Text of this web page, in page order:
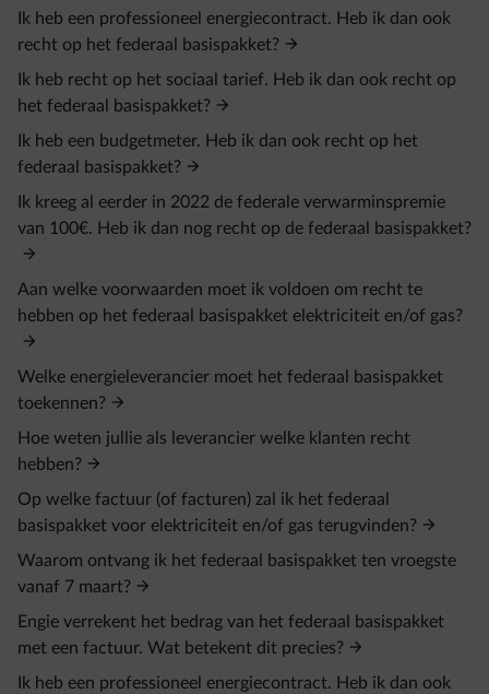
Ik heb een professioneel energiecontract. Heb ik dan ook
recht op het federaal basispakket?
Ik heb recht op het sociaal tarief. Heb ik dan ook recht op
het federaal basispakket?
Ik heb een budgetmeter. Heb ik dan ook recht op het
federaal basispakket?
Ik kreeg al eerder in 2022 de federale verwarminspremie
van 100€. Heb ik dan nog recht op de federaal basispakket?
Aan welke voorwaarden moet ik voldoen om recht te
hebben op het federaal basispakket elektriciteit en/of gas?
Welke energieleverancier moet het federaal basispakket
toekennen?
Hoe weten jullie als leverancier welke klanten recht
hebben?
Op welke factuur (of facturen) zal ik het federaal
basispakket voor elektriciteit en/of gas terugvinden?
Waarom ontvang ik het federaal basispakket ten vroegste
vanaf 7 maart?
Engie verrekent het bedrag van het federaal basispakket
met een factuur. Wat betekent dit precies?
Ik heb een professioneel energiecontract. Heb ik dan ook